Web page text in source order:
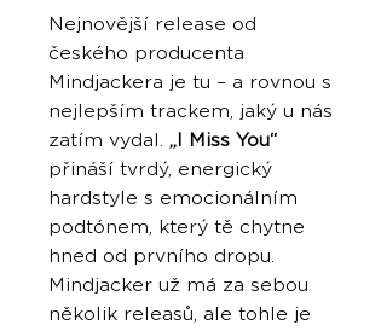
Nejnovější release od
českého producenta
Mindjackera je tu – a rovnou s
nejlepším trackem, jaký u nás
zatím vydal. „I Miss You“
přináší tvrdý, energický
hardstyle s emocionálním
podtónem, který tě chytne
hned od prvního dropu.
Mindjacker už má za sebou
několik releasů, ale tohle je